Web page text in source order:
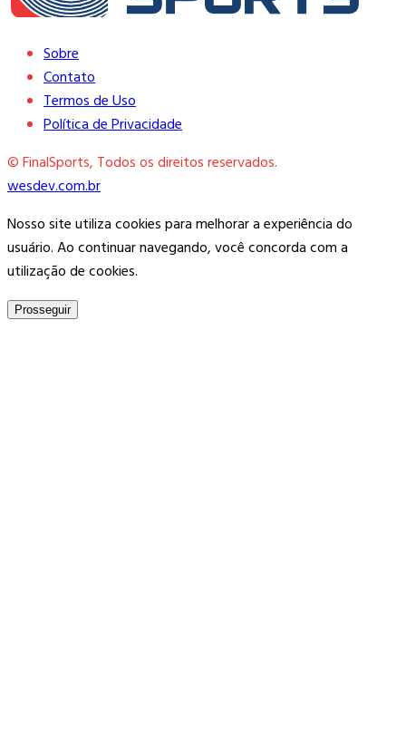
Sobre
Contato
Termos de Uso
Política de Privacidade
© FinalSports, Todos os direitos reservados.
wesdev.com.br
Nosso site utiliza cookies para melhorar a experiência do
usuário. Ao continuar navegando, você concorda com a
utilização de cookies.
Prosseguir